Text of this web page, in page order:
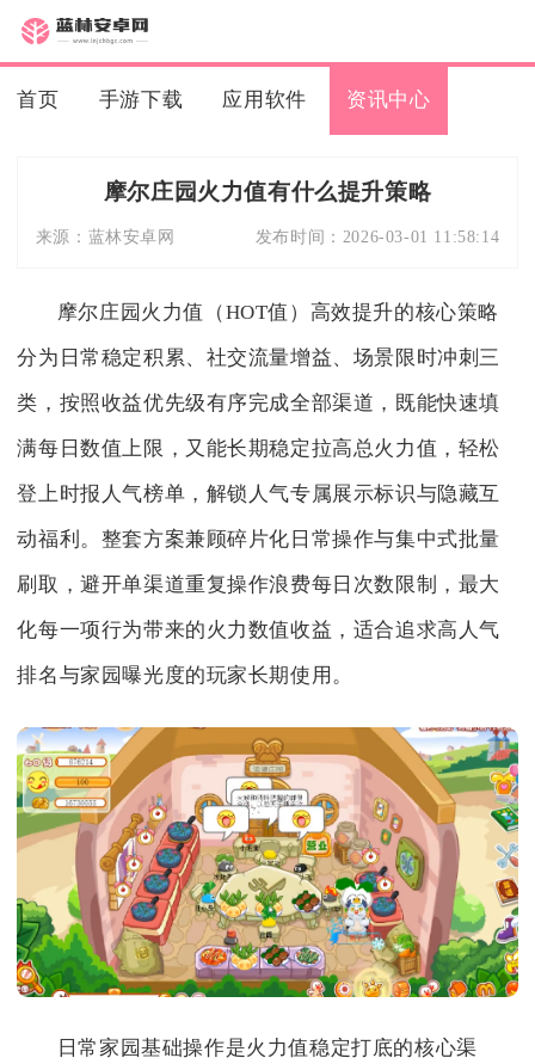
首页 手游下载 应用软件 资讯中心
摩尔庄园火力值有什么提升策略
来源： 蓝林安卓网 发布时间： 2026-03-01 11:58:14
摩尔庄园火力值（HOT值）高效提升的核心策略
分为日常稳定积累、社交流量增益、场景限时冲刺三
类，按照收益优先级有序完成全部渠道，既能快速填
满每日数值上限，又能长期稳定拉高总火力值，轻松
登上时报人气榜单，解锁人气专属展示标识与隐藏互
动福利。整套方案兼顾碎片化日常操作与集中式批量
刷取，避开单渠道重复操作浪费每日次数限制，最大
化每一项行为带来的火力数值收益，适合追求高人气
排名与家园曝光度的玩家长期使用。
日常家园基础操作是火力值稳定打底的核心渠